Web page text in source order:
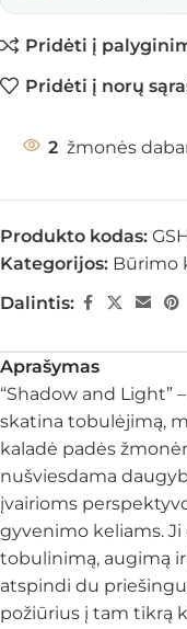
Pridėti į
Pridėti į norų
2 žmonės
Produkto kodas:
Kategorijos: Būrimo
Dalintis:
Aprašymas
“Shadow and Light”
skatina tobulėjimą,
kaladė padės
nušviesdama
įvairioms
gyvenimo keliams. Ji
tobulinimą, augimą
atspindi du
požiūrius į tam tikrą